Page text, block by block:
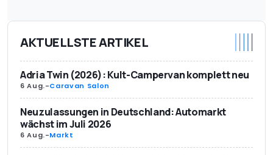
AKTUELLSTE ARTIKEL
Adria Twin (2026): Kult-Campervan komplett neu
6 Aug.-Caravan Salon
Neuzulassungen in Deutschland: Automarkt
wächst im Juli 2026
6 Aug.-Markt